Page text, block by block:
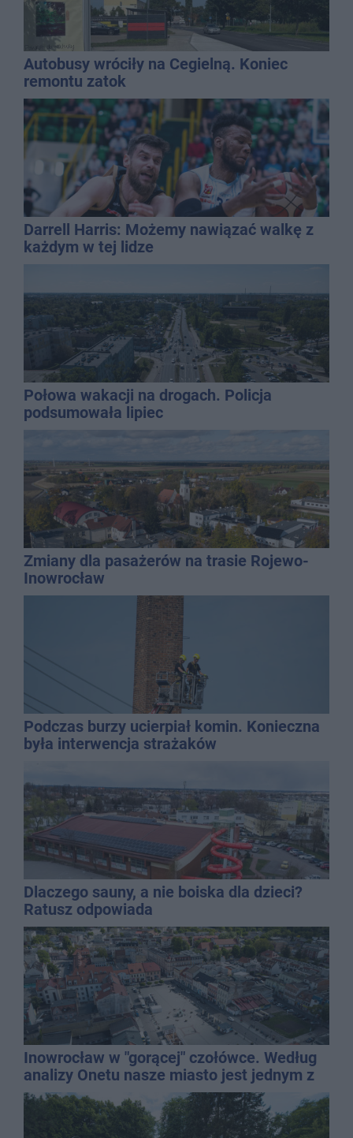
Autobusy wróciły na Cegielną. Koniec
remontu zatok
Darrell Harris: Możemy nawiązać walkę z
każdym w tej lidze
Połowa wakacji na drogach. Policja
podsumowała lipiec
Zmiany dla pasażerów na trasie Rojewo-
Inowrocław
Podczas burzy ucierpiał komin. Konieczna
była interwencja strażaków
Dlaczego sauny, a nie boiska dla dzieci?
Ratusz odpowiada
Inowrocław w "gorącej" czołówce. Według
analizy Onetu nasze miasto jest jednym z
najbardziej narażonych na upały